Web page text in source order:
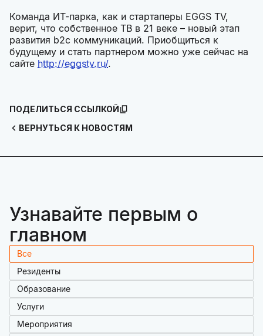
Команда ИТ-парка, как и стартаперы EGGS TV,
верит, что собственное ТВ в 21 веке – новый этап
развития b2c коммуникаций. Приобщиться к
будущему и стать партнером можно уже сейчас на
сайте http://eggstv.ru/.
ВЕРНУТЬСЯ К НОВОСТЯМ
ПОДЕЛИТЬСЯ ССЫЛКОЙ
Узнавайте первым о
главном
Все
Резиденты
Образование
Услуги
Мероприятия